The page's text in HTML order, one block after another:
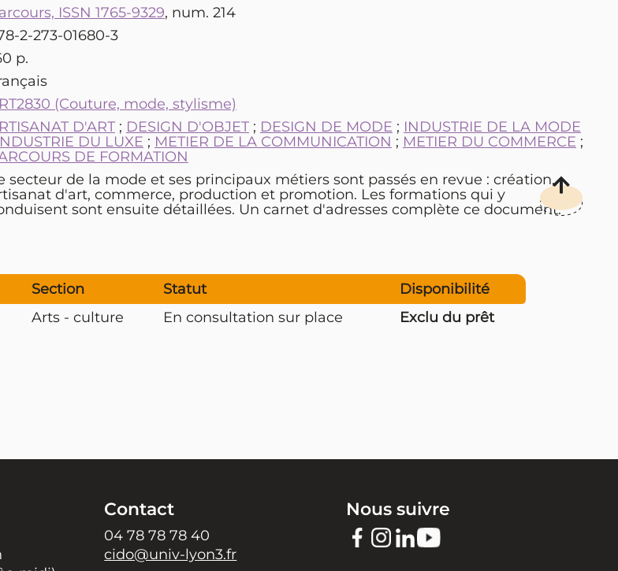
ISSN 1765-9329, num. 214
2-273-01680-3
p.
(Couture, mode, stylisme)
D'ART; DESIGN D'OBJET; DESIGN DE MODE ; INDUSTRIE DE LA MODE
DU LUXE ; METIER DE LA COMMUNICATION ; METIER DU COMMERCE ;
DE FORMATION
secteur de la mode et ses principaux métiers sont passés en revue : création,
d'art, commerce, production et promotion. Les formations qui y
sont ensuite détaillées. Un carnet d'adresses complète ce document.
Section Statut
Disponibilité
Arts - culture En consultation sur place Exclu du prêt
Contact
04 78 78 78 40
cido@univ-lyon3.fr
Nous suivre